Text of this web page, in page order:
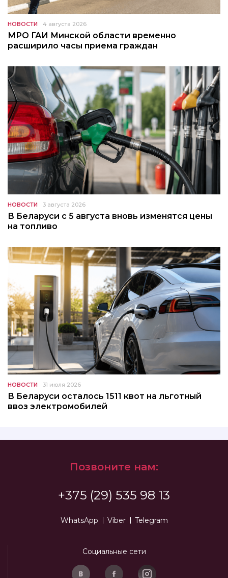
НОВОСТИ 4 августа 2026
МРО ГАИ Минской области временно
расширило часы приема граждан
НОВОСТИ 3 августа 2026
В Беларуси с 5 августа вновь изменятся цены
на топливо
НОВОСТИ 31 июля 2026
В Беларуси осталось 1511 квот на льготный
ввоз электромобилей
Позвоните нам:
+375 (29) 535 98 13
WhatsApp Viber Telegram
Социальные сети